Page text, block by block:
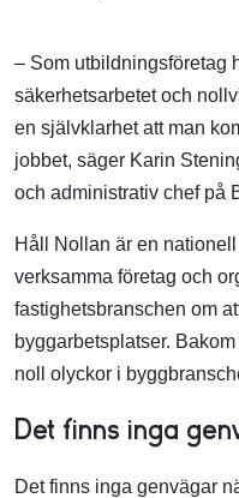
– Som utbildningsföretag
säkerhetsarbetet och
en självklarhet att man
jobbet, säger Karin
och administrativ chef på
Håll Nollan är en
verksamma företag och
fastighetsbranschen om
byggarbetsplatser.
noll olyckor i
Det finns inga
Det finns inga genvägar